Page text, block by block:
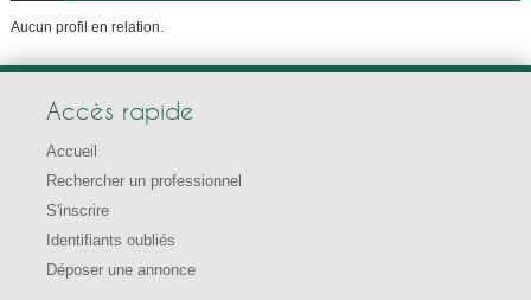
Aucun profil en relation.
Accès rapide
Accueil
Rechercher un professionnel
S'inscrire
Identifiants oubliés
Déposer une annonce